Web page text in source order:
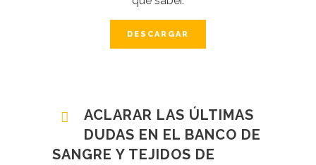
DESCARGAR
ACLARAR LAS ÚLTIMAS
DUDAS EN EL BANCO DE
SANGRE Y TEJIDOS DE